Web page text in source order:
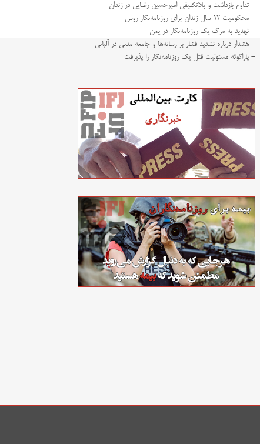
- تداوم بازداشت و بلاتکلیفی امیرحسین رضایی در زندان
- محکومیت ۱۲ سال زندان برای روزنامه‌نگار روس
- تهدید به مرگ یک روزنامه‌نگار در یمن
- هشدار درباره تشدید فشار بر رسانه‌ها و جامعه مدنی در آلبانی
- پاراگوئه مسئولیت قتل یک روزنامه‌نگار را پذیرفت